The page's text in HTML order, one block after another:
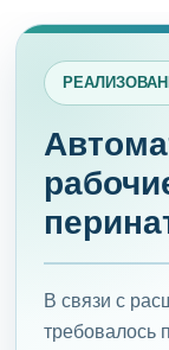
В связи с
требовалось